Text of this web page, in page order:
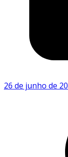
26 de junho de